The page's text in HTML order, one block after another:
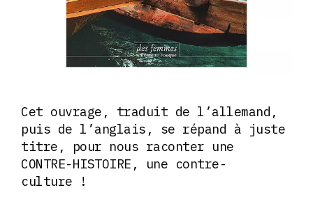
Cet ouvrage, traduit de l’allemand,
puis de l’anglais, se répand à juste
titre, pour nous raconter une
CONTRE-HISTOIRE, une contre-
culture !